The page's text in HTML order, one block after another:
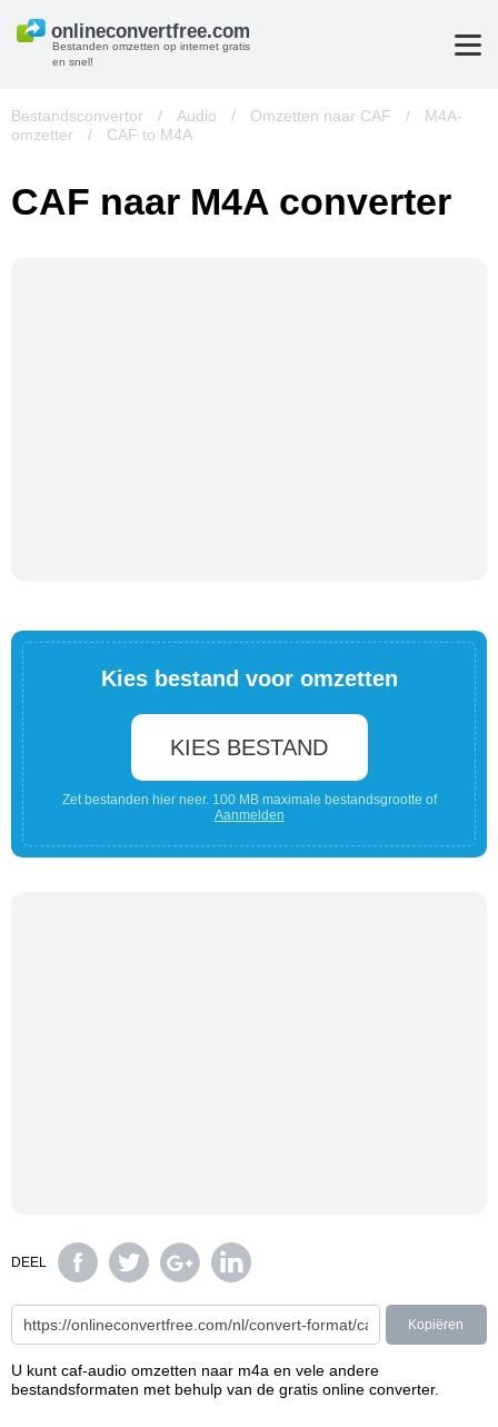
Bestanden omzetten op internet gratis
en snel!
Bestandsconvertor / Audio / Omzetten naar CAF /
M4A-
omzetter
/ CAF to M4A
CAF naar M4A converter
Kies bestand voor omzetten
KIES BESTAND
Zet bestanden hier neer. 100 MB maximale bestandsgrootte of
Aanmelden
DEEL
Kopiëren
U kunt caf-audio omzetten naar m4a en vele andere
bestandsformaten met behulp van de gratis online converter.